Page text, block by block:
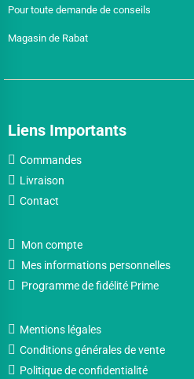
Pour toute demande de conseils
Magasin de Rabat
Liens Importants
Commandes
Livraison
Contact
Mon compte
Mes informations personnelles
Programme de fidélité Prime
Mentions légales
Conditions générales de vente
Politique de confidentialité